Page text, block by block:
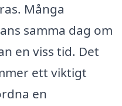
Många
samma dag om
en viss tid. Det
ett viktigt
en